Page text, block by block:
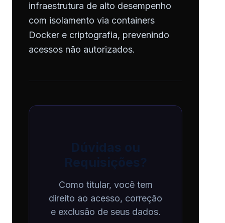
infraestrutura de alto desempenho
com isolamento via containers
Docker e criptografia, prevenindo
acessos não autorizados.
Dúvidas ou
Requisições?
Como titular, você tem
direito ao acesso, correção
e exclusão de seus dados.